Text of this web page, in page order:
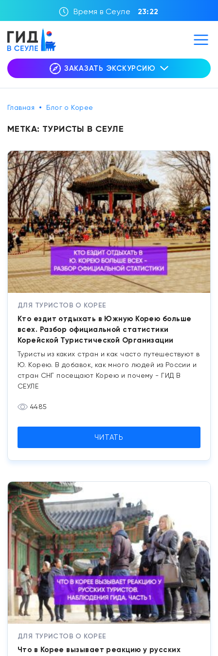
Время в Сеуле 23:22
ЗАКАЗАТЬ ЭКСКУРСИЮ
Главная Блог о Корее
МЕТКА: ТУРИСТЫ В СЕУЛЕ
ДЛЯ ТУРИСТОВ О КОРЕЕ
Кто ездит отдыхать в Южную Корею больше
всех. Разбор официальной статистики
Корейской Туристической Организации
Туристы из каких стран и как часто путешествуют в
Ю. Корею. В добавок, как много людей из России и
стран СНГ посещают Корею и почему - ГИД В
СЕУЛЕ
4485
ЧИТАТЬ
ДЛЯ ТУРИСТОВ О КОРЕЕ
Что в Корее вызывает реакцию у русских